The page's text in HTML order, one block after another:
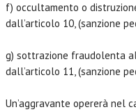
f) occultamento o
dall’articolo 10, (sanzione
g) sottrazione fraudolenta
dall’articolo 11, (sanzione
Un’aggravante opererà nel